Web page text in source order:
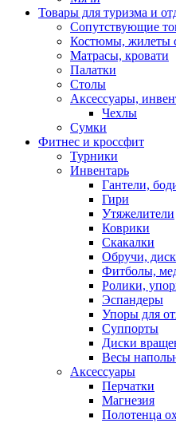
Товары для туризма и
Сопутствующие
Костюмы, жилеты
Матрасы, кровати
Палатки
Столы
Аксессуары,
Чехлы
Сумки
Фитнес и кроссфит
Турники
Инвентарь
Гантели,
Гири
Утяжелители
Коврики
Скакалки
Обручи,
Фитболы,
Ролики,
Эспандеры
Упоры для
Суппорты
Диски
Весы
Аксессуары
Перчатки
Магнезия
Полотенца